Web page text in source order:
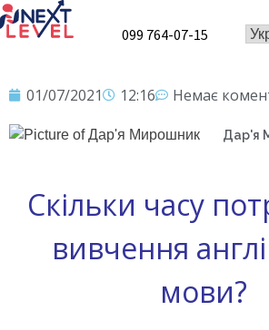
099 764-07-15
01/07/2021 12:16 Немає
Дар'я
Скільки часу
вивчення
мови?